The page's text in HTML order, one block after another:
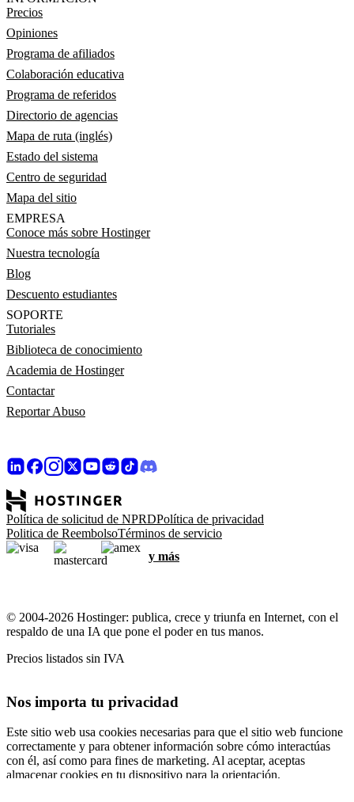
Precios
Opiniones
Programa de afiliados
Colaboración educativa
Programa de referidos
Directorio de agencias
Mapa de ruta (inglés)
Estado del sistema
Centro de seguridad
Mapa del sitio
EMPRESA
Conoce más sobre Hostinger
Nuestra tecnología
Blog
Descuento estudiantes
SOPORTE
Tutoriales
Biblioteca de conocimiento
Academia de Hostinger
Contactar
Reportar Abuso
Política de solicitud de NPRDPolítica de privacidad
Politica de ReembolsoTérminos de servicio
y más
© 2004-2026 Hostinger: publica, crece y triunfa en Internet, con el
respaldo de una IA que pone el poder en tus manos.
Precios listados sin IVA
Nos importa tu privacidad
Este sitio web usa cookies necesarias para que el sitio web funcione
correctamente y para obtener información sobre cómo interactúas
con él, así como para fines de marketing. Al aceptar, aceptas
almacenar cookies en tu dispositivo para la orientación,